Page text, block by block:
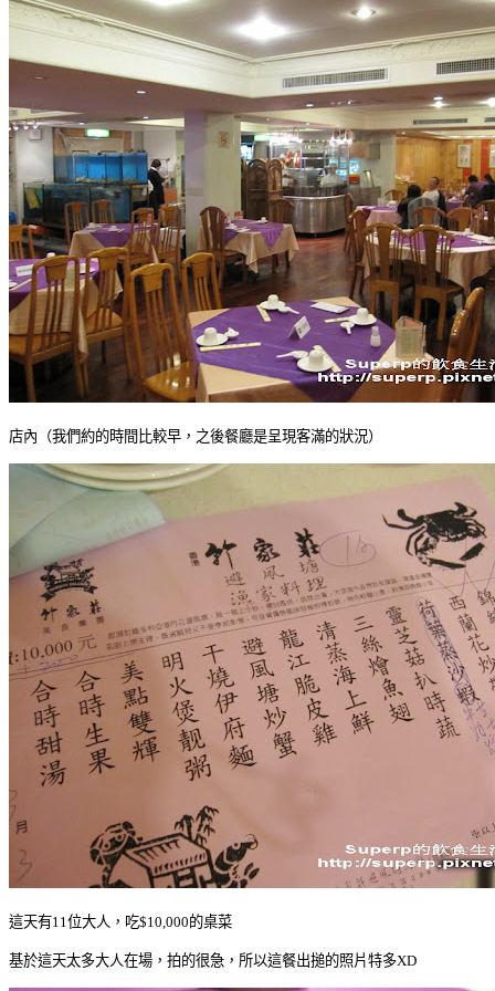
店內（我們約的時間比較早，之後餐廳是呈現客滿的狀況）
這天有11位大人，吃$10,000的桌菜
基於這天太多大人在場，拍的很急，所以這餐出搥的照片特多XD